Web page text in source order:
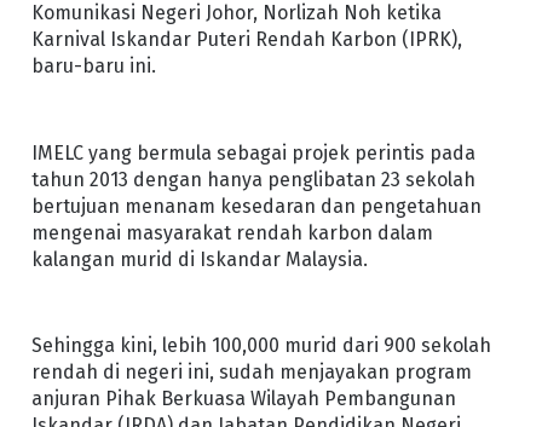
Komunikasi Negeri Johor, Norlizah Noh ketika
Karnival Iskandar Puteri Rendah Karbon (IPRK),
baru-baru ini.
IMELC yang bermula sebagai projek perintis pada
tahun 2013 dengan hanya penglibatan 23 sekolah
bertujuan menanam kesedaran dan pengetahuan
mengenai masyarakat rendah karbon dalam
kalangan murid di Iskandar Malaysia.
Sehingga kini, lebih 100,000 murid dari 900 sekolah
rendah di negeri ini, sudah menjayakan program
anjuran Pihak Berkuasa Wilayah Pembangunan